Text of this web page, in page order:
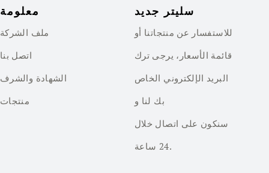
معلومة
ملف الشركة
اتصل بنا
الشهادة والشرف
منتجات
سليتر جديد
للاستفسار عن منتجاتنا أو
قائمة الأسعار، يرجى ترك
البريد الإلكتروني الخاص
بك لنا و
سنكون على اتصال خلال
24 ساعة.